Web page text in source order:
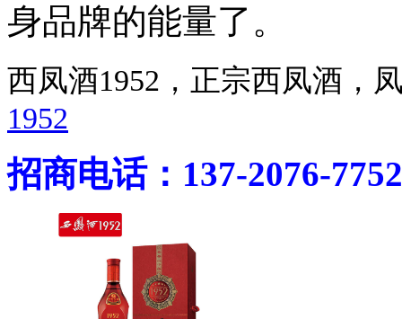
身品牌的能量了。
西凤酒1952，正宗西凤酒
1952
招商电话：137-2076-7752